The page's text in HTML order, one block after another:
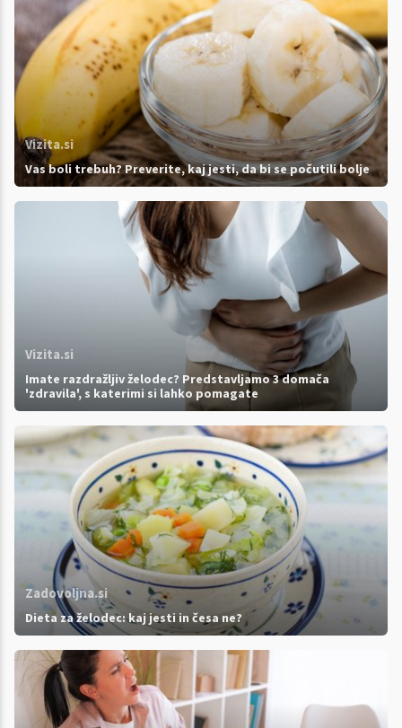
Vizita.si
Vas boli trebuh? Preverite, kaj jesti, da bi se počutili bolje
Vizita.si
Imate razdražljiv želodec? Predstavljamo 3 domača
'zdravila', s katerimi si lahko pomagate
Zadovoljna.si
Dieta za želodec: kaj jesti in česa ne?